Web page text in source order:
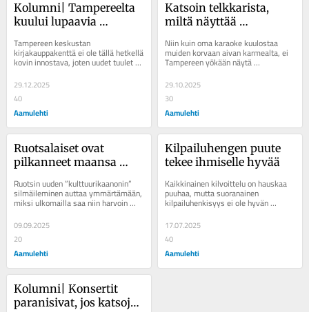
Kolumni| Tampereelta
kuului lupaavia
Tampereen keskustan
kirjakauppakenttä ei ole tällä hetkellä
kovin innostava, joten uudet tuulet
ovat tervetulleita, kirjoittaa
Aamulehden...
29.12.2025
40
Aamulehti
Katsoin telkkarista,
miltä näyttää
Tampereen yössä”
Niin kuin oma karaoke kuulostaa
muiden korvaan aivan karmealta, ei
Tampereen yökään näytä
televisiossa miltään elämää
suuremmalta...
29.10.2025
30
Aamulehti
Ruotsalaiset ovat
pilkanneet maansa
kulttuurilistausta,
mutta suomalainen voi
Ruotsin uuden ”kulttuurikaanonin”
silmäileminen auttaa ymmärtämään,
miksi ulkomailla saa niin harvoin
09.09.2025
20
Aamulehti
Kilpailuhengen puute
tekee ihmiselle hyvää
Kaikkinainen kilvoittelu on hauskaa
puuhaa, mutta suoranainen
kilpailuhenkisyys ei ole hyvän
maineensa veroista, kirjoittaa
Aamulehden toimittaja...
17.07.2025
40
Aamulehti
Kolumni| Konsertit
paranisivat, jos katsojat